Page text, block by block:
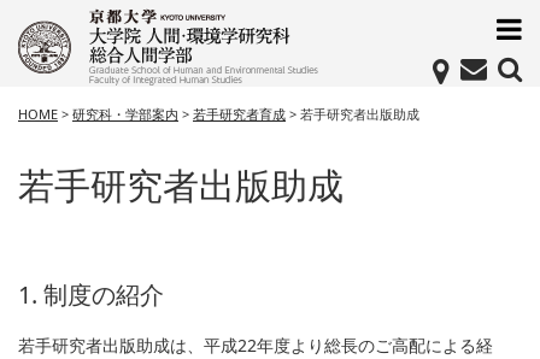
HOME > 研究科・学部案内 > 若手研究者育成 > 若手研究者出版助成
若手研究者出版助成
1. 制度の紹介
若手研究者出版助成は、平成22年度より総長のご高配による経